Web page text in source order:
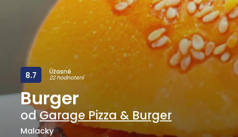
Úžasné
22 hodnotení
8.7
Burger
odGarage Pizza & Burger
Malacky